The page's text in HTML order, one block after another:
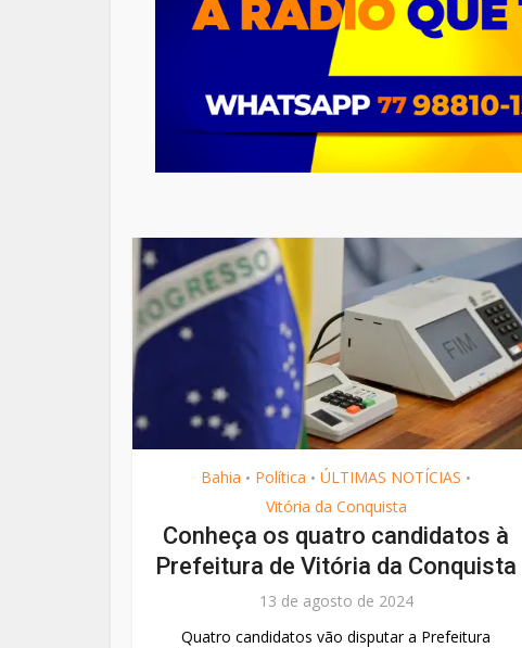
Bahia • Política • ÚLTIMAS NOTÍCIAS •
Vitória da Conquista
Conheça os quatro candidatos à
Prefeitura de Vitória da Conquista
13 de agosto de 2024
Quatro candidatos vão disputar a Prefeitura